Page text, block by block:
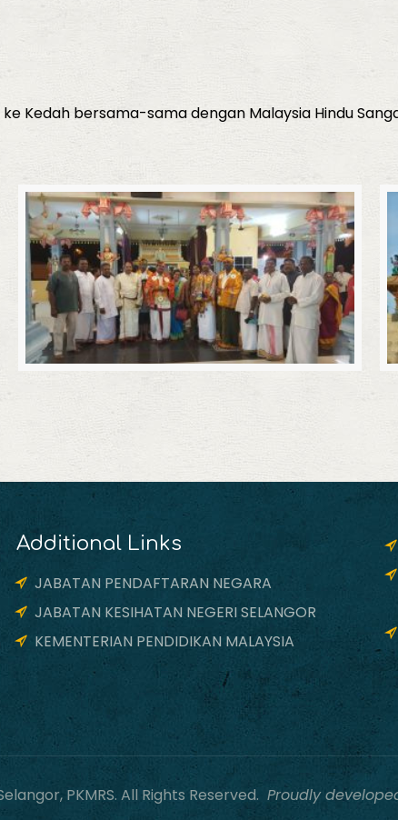
ke Kedah bersama-sama dengan Malaysia Hindu
Additional Links
JABATAN PENDAFTARAN NEGARA
JABATAN KESIHATAN NEGERI SELANGOR
KEMENTERIAN PENDIDIKAN MALAYSIA
PKMRS. All Rights Reserved. Proudly